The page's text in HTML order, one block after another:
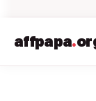
affpapa.